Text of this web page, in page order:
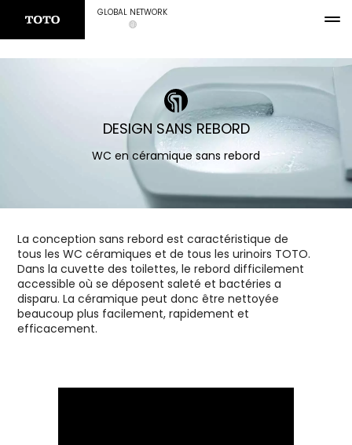
GLOBAL NETWORK
DESIGN SANS REBORD
WC en céramique sans rebord
La conception sans rebord est caractéristique de
tous les WC céramiques et de tous les urinoirs TOTO.
Dans la cuvette des toilettes, le rebord difficilement
accessible où se déposent saleté et bactéries a
disparu. La céramique peut donc être nettoyée
beaucoup plus facilement, rapidement et
efficacement.